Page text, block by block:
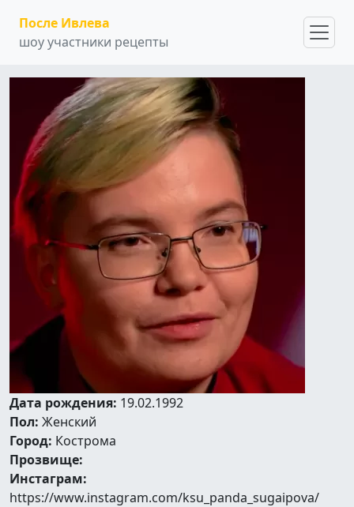
После Ивлева
шоу участники рецепты
Дата рождения: 19.02.1992
Пол: Женский
Город: Кострома
Прозвище:
Инстаграм:
https://www.instagram.com/ksu_panda_sugaipova/